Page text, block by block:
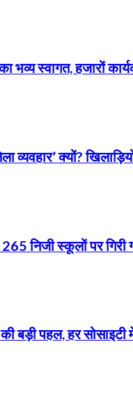
का भव्य स्वागत, हजारों
व्यवहार’ क्यों?
निजी स्कूलों पर गिरी
बड़ी पहल, हर सोसाइटी